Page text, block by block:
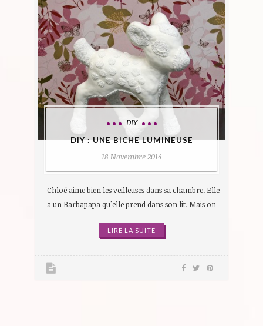
DIY
DIY : UNE BICHE LUMINEUSE
18 Novembre 2014
Chloé aime bien les veilleuses dans sa chambre. Elle
a un Barbapapa qu'elle prend dans son lit. Mais on
LIRE LA SUITE